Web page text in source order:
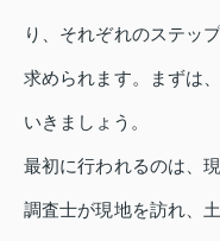
り、それぞれのステッ
求められます。まずは
いきましょう。
最初に行われるのは、
調査士が現地を訪れ、